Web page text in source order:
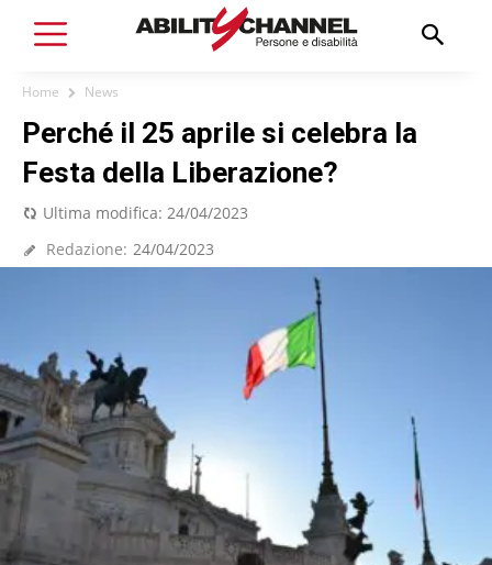
Home News
Perché il 25 aprile si celebra la
Festa della Liberazione?
Ultima modifica: 24/04/2023
Redazione: 24/04/2023